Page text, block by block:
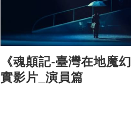
《魂顛記-臺灣在地魔
實影片_演員篇